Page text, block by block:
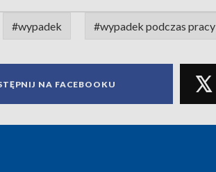
#wypadek #wypadek podczas pracy
NA FACEBOOKU